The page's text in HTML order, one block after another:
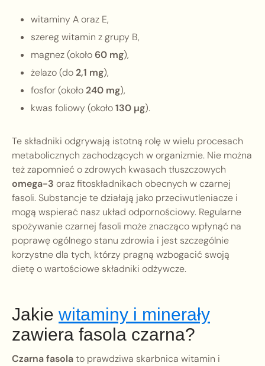
witaminy A oraz E,
szereg witamin z grupy B,
magnez (około60 mg),
żelazo (do2,1 mg),
fosfor (około240 mg),
kwas foliowy (około130 µg).
Te składniki odgrywają istotną rolę w wielu procesach
metabolicznych zachodzących w organizmie. Nie można
też zapomnieć o zdrowych kwasach tłuszczowych
omega-3 oraz fitoskładnikach obecnych w czarnej
fasoli. Substancje te działają jako przeciwutleniacze i
mogą wspierać nasz układ odpornościowy. Regularne
spożywanie czarnej fasoli może znacząco wpłynąć na
poprawę ogólnego stanu zdrowia i jest szczególnie
korzystne dla tych, którzy pragną wzbogacić swoją
dietę o wartościowe składniki odżywcze.
Jakie witaminy i minerały
zawiera fasola czarna?
Czarna fasolato prawdziwa skarbnica witamin i